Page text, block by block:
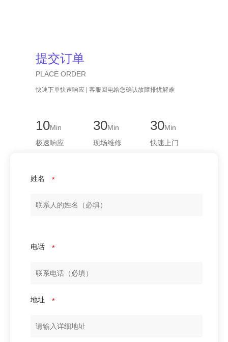
提交订单
PLACE ORDER
快速下单快速响应 | 客服回电给您确认故障排忧解难
10Min
极速响应
30Min
现场维修
30Min
快速上门
姓名 *
电话 *
地址 *